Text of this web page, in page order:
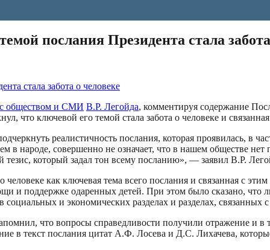
послания Президента стала
с обществом и СМИ В.Р. Легойда, комментируя содержание
что ключевой его темой стала забота о человеке и
реалистичность послания, которая проявилась, в
в народе, совершенно не означает, что в нашем обществе
который задал тон всему посланию», — заявил В.Р.
как ключевая тема всего послания и связанная с
и поддержке одаренных детей. При этом было сказано,
социальных и экономических разделах и разделах,
что вопросы справедливости получили отражение и в
в текст послания цитат А.Ф. Лосева и Д.С. Лихачева,